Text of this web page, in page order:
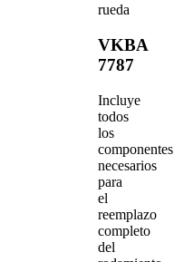
rueda
VKBA
7787
Incluye
todos
los
componentes
necesarios
para
el
reemplazo
completo
del